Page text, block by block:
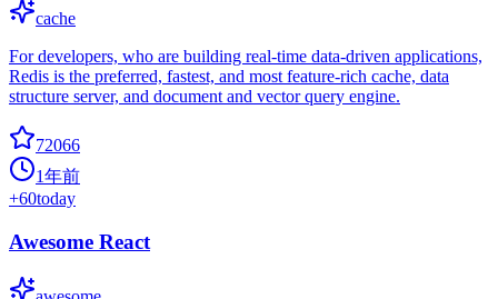
cache
For developers, who are building real-time data-driven applications,
Redis is the preferred, fastest, and most feature-rich cache, data
structure server, and document and vector query engine.
72066
1年前
+60today
Awesome React